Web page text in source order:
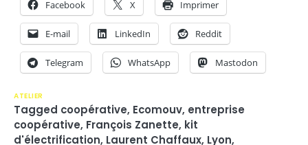
Facebook X Imprimer
E-mail LinkedIn Reddit
Telegram WhatsApp Mastodon
ATELIER
Tagged coopérative, Ecomouv, entreprise
coopérative, François Zanette, kit
d'électrification, Laurent Chaffaux, Lyon,